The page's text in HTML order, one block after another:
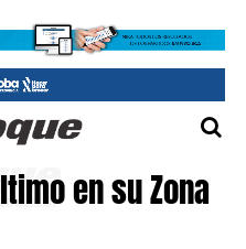
en su Zona